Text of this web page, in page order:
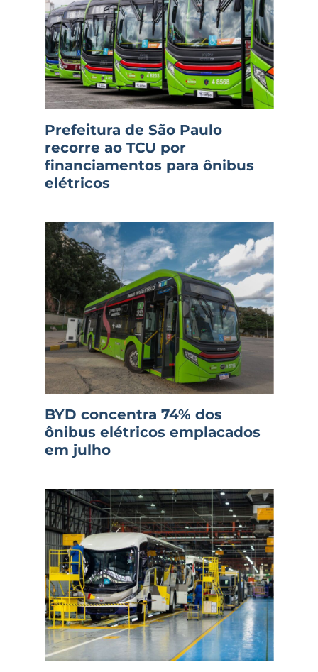
Prefeitura de São Paulo
recorre ao TCU por
financiamentos para ônibus
elétricos
BYD concentra 74% dos
ônibus elétricos emplacados
em julho